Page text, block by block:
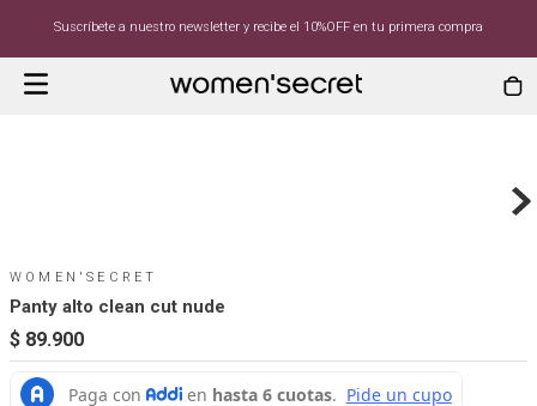
Suscríbete a nuestro newsletter y recibe el 10%OFF en tu primera compra
WOMEN'SECRET
Panty alto clean cut nude
$ 89.900